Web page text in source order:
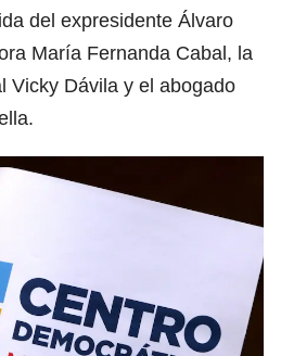
del expresidente Álvaro
María Fernanda Cabal, la
Vicky Dávila y el abogado